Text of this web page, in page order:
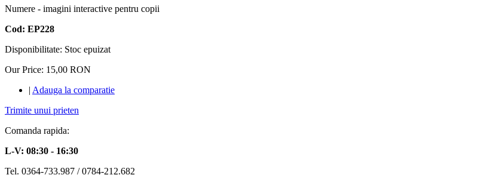
Numere - imagini interactive pentru copii
Cod: EP228
Disponibilitate: Stoc epuizat
Our Price: 15,00 RON
| Adauga la comparatie
Trimite unui prieten
Comanda rapida:
L-V: 08:30 - 16:30
Tel. 0364-733.987 / 0784-212.682